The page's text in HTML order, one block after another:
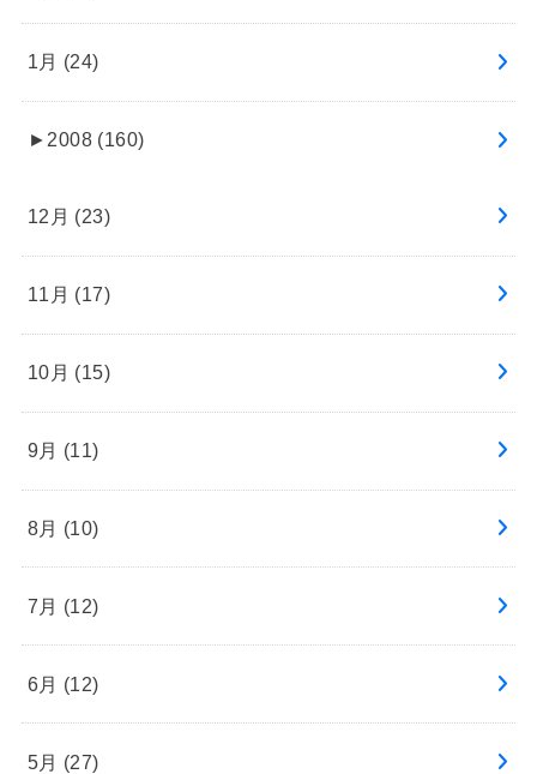
1月 (24)
► 2008 (160)
12月 (23)
11月 (17)
10月 (15)
9月 (11)
8月 (10)
7月 (12)
6月 (12)
5月 (27)